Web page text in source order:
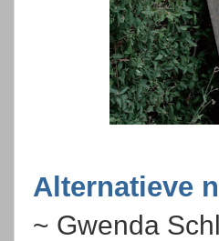
Alternatieve
~ Gwenda